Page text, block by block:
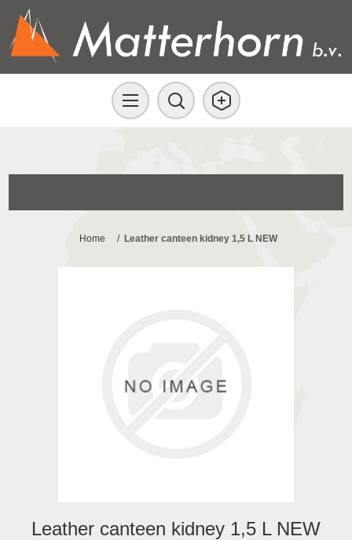
Home / Leather canteen kidney 1,5 L NEW
Leather canteen kidney 1,5 L NEW